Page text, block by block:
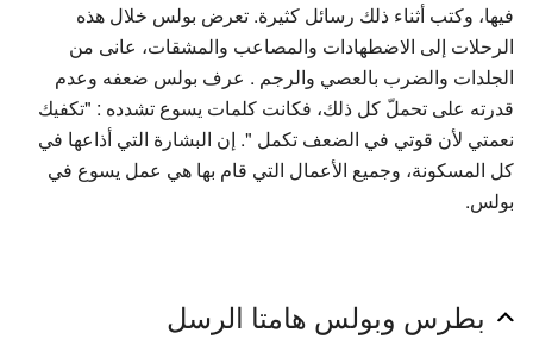
فيها، وكتب أثناء ذلك رسائل كثيرة. تعرض بولس خلال هذه
الرحلات إلى الاضطهادات والمصاعب والمشقات، عانى من
الجلدات والضرب بالعصي والرجم . عرف بولس ضعفه وعدم
قدرته على تحملّ كل ذلك، فكانت كلمات يسوع تشدده : "تكفيك
نعمتي لأن قوتي في الضعف تكمل ". إن البشارة التي أذاعها في
كل المسكونة، وجميع الأعمال التي قام بها هي عمل يسوع في
بولس.
بطرس وبولس هامتا الرسل